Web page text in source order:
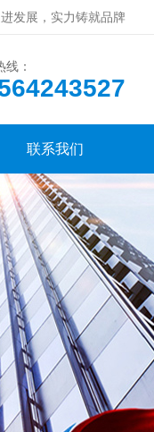
发展，实力铸就品牌
线：
联系我们